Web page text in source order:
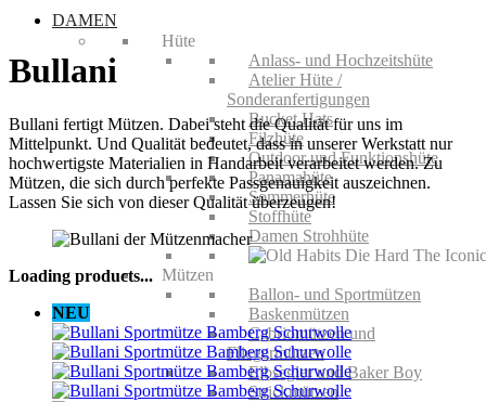
DAMEN
Hüte
Anlass- und Hochzeitshüte
Atelier Hüte /
Sonderanfertigungen
Bucket Hats
Filzhüte
Outdoor und Funktionshüte
Panamahüte
Sommerhüte
Stoffhüte
Damen Strohhüte
Mützen
Ballon- und Sportmützen
Baskenmützen
Cabriomützen und
Fliegermützen
Elbsegler und Baker Boy
Strickmützen
Bullani
Bullani fertigt Mützen. Dabei steht die Qualität für uns im
Mittelpunkt. Und Qualität bedeutet, dass in unserer Werkstatt nur
hochwertigste Materialien in Handarbeit verarbeitet werden. Zu
Mützen, die sich durch perfekte Passgenauigkeit auszeichnen.
Lassen Sie sich von dieser Qualität überzeugen!
Loading products...
NEU